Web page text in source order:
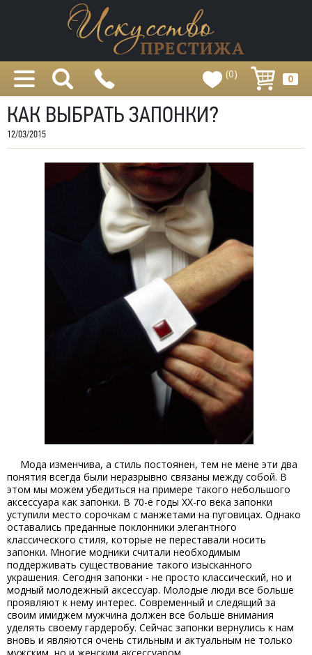
(0) 0
КАК ВЫБРАТЬ ЗАПОНКИ?
12/03/2015
Мода изменчива, а стиль постоянен, тем не мене эти два
понятия всегда были неразрывно связаны между собой. В
этом мы можем убедиться на примере такого небольшого
аксессуара как запонки. В 70-е годы XX-го века запонки
уступили место сорочкам с манжетами на пуговицах. Однако
оставались преданные поклонники элегантного
классического стиля, которые не переставали носить
запонки. Многие модники считали необходимым
поддерживать существование такого изысканного
украшения. Сегодня запонки - не просто классический, но и
модный молодежный аксессуар. Молодые люди все больше
проявляют к нему интерес. Современный и следящий за
своим имиджем мужчина должен все больше внимания
уделять своему гардеробу. Сейчас запонки вернулись к нам
вновь и являются очень стильным и актуальным не только